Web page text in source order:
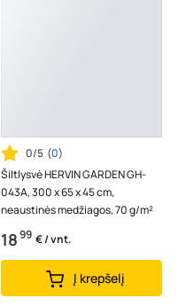
0/5 (0)
Šiltlysvė HERVIN GARDEN GH-
043A, 300 x 65 x 45 cm,
neaustinės medžiagos, 70 g/m²
1899 € / vnt.
Į krepšelį